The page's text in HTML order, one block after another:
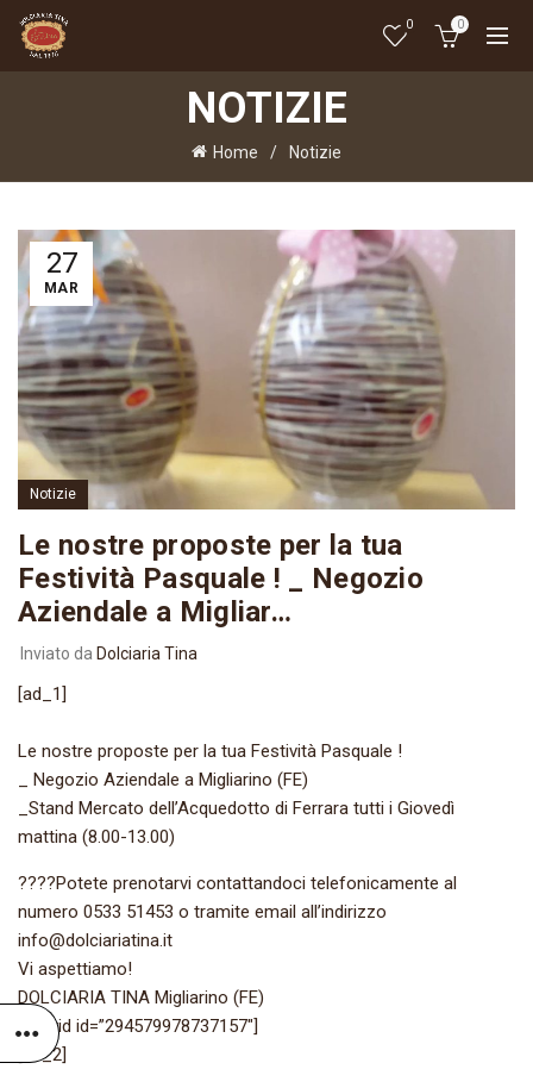
0 0
NOTIZIE
Home Notizie
27
MAR
Notizie
Le nostre proposte per la tua
Festività Pasquale ! _ Negozio
Aziendale a Migliar…
Inviato da Dolciaria Tina
[ad_1]
Le nostre proposte per la tua Festività Pasquale !
_ Negozio Aziendale a Migliarino (FE)
_Stand Mercato dell’Acquedotto di Ferrara tutti i Giovedì
mattina (8.00-13.00)
????Potete prenotarvi contattandoci telefonicamente al
numero 0533 51453 o tramite email all’indirizzo
info@dolciariatina.it
Vi aspettiamo!
DOLCIARIA TINA Migliarino (FE)
[fb_vid id=”294579978737157″]
[ad_2]